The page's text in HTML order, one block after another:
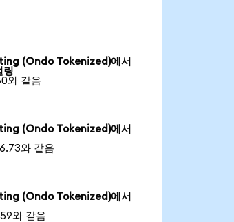
(Ondo Tokenized)에서
링
와 같음
(Ondo Tokenized)에서
와 같음
(Ondo Tokenized)에서
와 같음